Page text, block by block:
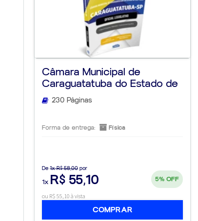
Câmara Municipal de
Caraguatatuba do Estado de
São P...
230 Páginas
Forma de entrega: Física
De 1x R$ 58,00 por
1x R$ 55,10 5% OFF
ou R$ 55,10 à vista
COMPRAR